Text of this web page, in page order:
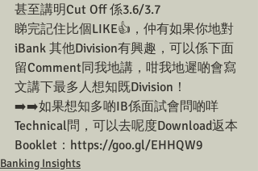
甚至講明Cut Off 係3.6/3.7
睇完記住比個LIKE👍，仲有如果你地對
iBank 其他Division有興趣，可以係下面
留Comment同我地講，咁我地遲啲會寫
文講下最多人想知既Division！
➡️➡️如果想知多啲IB係面試會問啲咩
Technical問，可以去呢度Download返本
Booklet：https://goo.gl/EHHQW9
Banking Insights